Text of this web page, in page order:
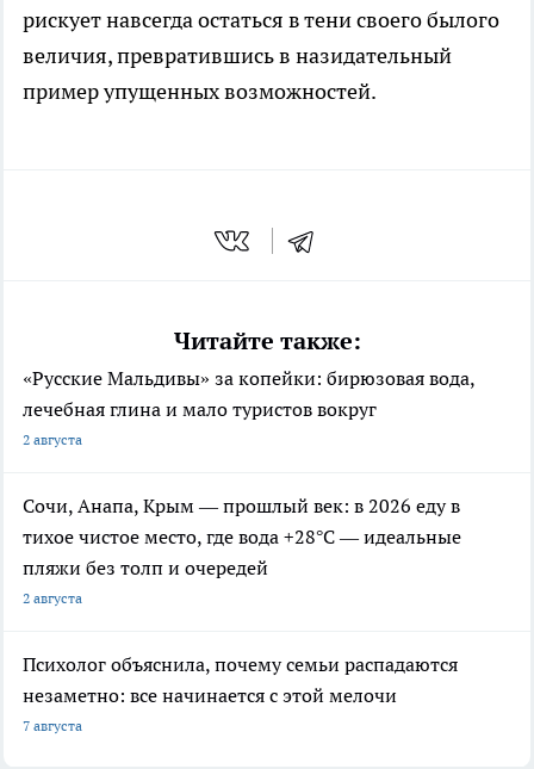
рискует навсегда остаться в тени своего былого
величия, превратившись в назидательный
пример упущенных возможностей.
Читайте также:
«Русские Мальдивы» за копейки: бирюзовая вода,
лечебная глина и мало туристов вокруг
2 августа
Сочи, Анапа, Крым — прошлый век: в 2026 еду в
тихое чистое место, где вода +28°C — идеальные
пляжи без толп и очередей
2 августа
Психолог объяснила, почему семьи распадаются
незаметно: все начинается с этой мелочи
7 августа